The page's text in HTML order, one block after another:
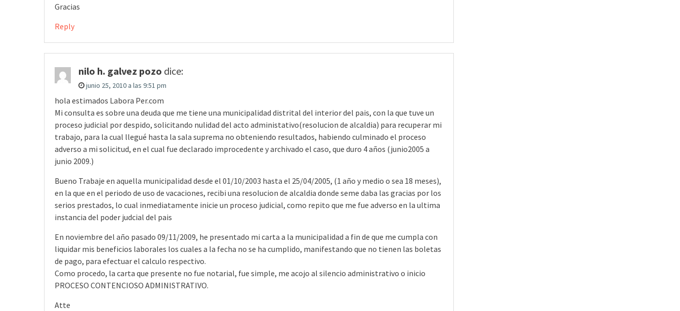
Gracias
Reply
nilo h. galvez pozo dice:
junio 25, 2010 a las 9:51 pm
hola estimados Labora Per.com
Mi consulta es sobre una deuda que me tiene una municipalidad distrital del interior del pais, con la que tuve un
proceso judicial por despido, solicitando nulidad del acto administativo(resolucion de alcaldia) para recuperar mi
trabajo, para la cual llegué hasta la sala suprema no obteniendo resultados, habiendo culminado el proceso
adverso a mi solicitud, en el cual fue declarado improcedente y archivado el caso, que duro 4 años (junio2005 a
junio 2009.)
Bueno Trabaje en aquella municipalidad desde el 01/10/2003 hasta el 25/04/2005, (1 año y medio o sea 18 meses),
en la que en el periodo de uso de vacaciones, recibi una resolucion de alcaldia donde seme daba las gracias por los
serios prestados, lo cual inmediatamente inicie un proceso judicial, como repito que me fue adverso en la ultima
instancia del poder judcial del pais
En noviembre del año pasado 09/11/2009, he presentado mi carta a la municipalidad a fin de que me cumpla con
liquidar mis beneficios laborales los cuales a la fecha no se ha cumplido, manifestando que no tienen las boletas
de pago, para efectuar el calculo respectivo.
Como procedo, la carta que presente no fue notarial, fue simple, me acojo al silencio administrativo o inicio
PROCESO CONTENCIOSO ADMINISTRATIVO.
Atte